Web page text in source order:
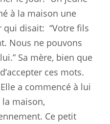
à la maison une
qui disait: “Votre fils
Nous ne pouvons
Sa mère, bien que
ces mots.
a commencé à lui
maison,
Ce petit